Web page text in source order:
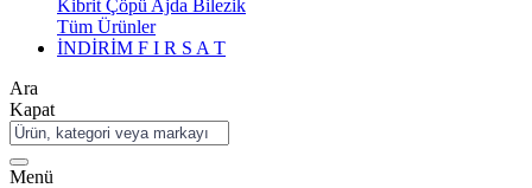
Kibrit Çöpü Ajda Bilezik
Tüm Ürünler
İNDİRİM F I R S A T
Ara
Kapat
Menü